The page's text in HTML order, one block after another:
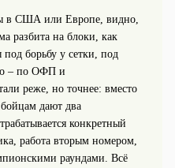
в США или Европе, видно,
разбита на блоки, как
борьбу у сетки, под
– по ОФП и
реже, но точнее: вместо
дают два
конкретный
работа вторым номером,
раундами. Всё